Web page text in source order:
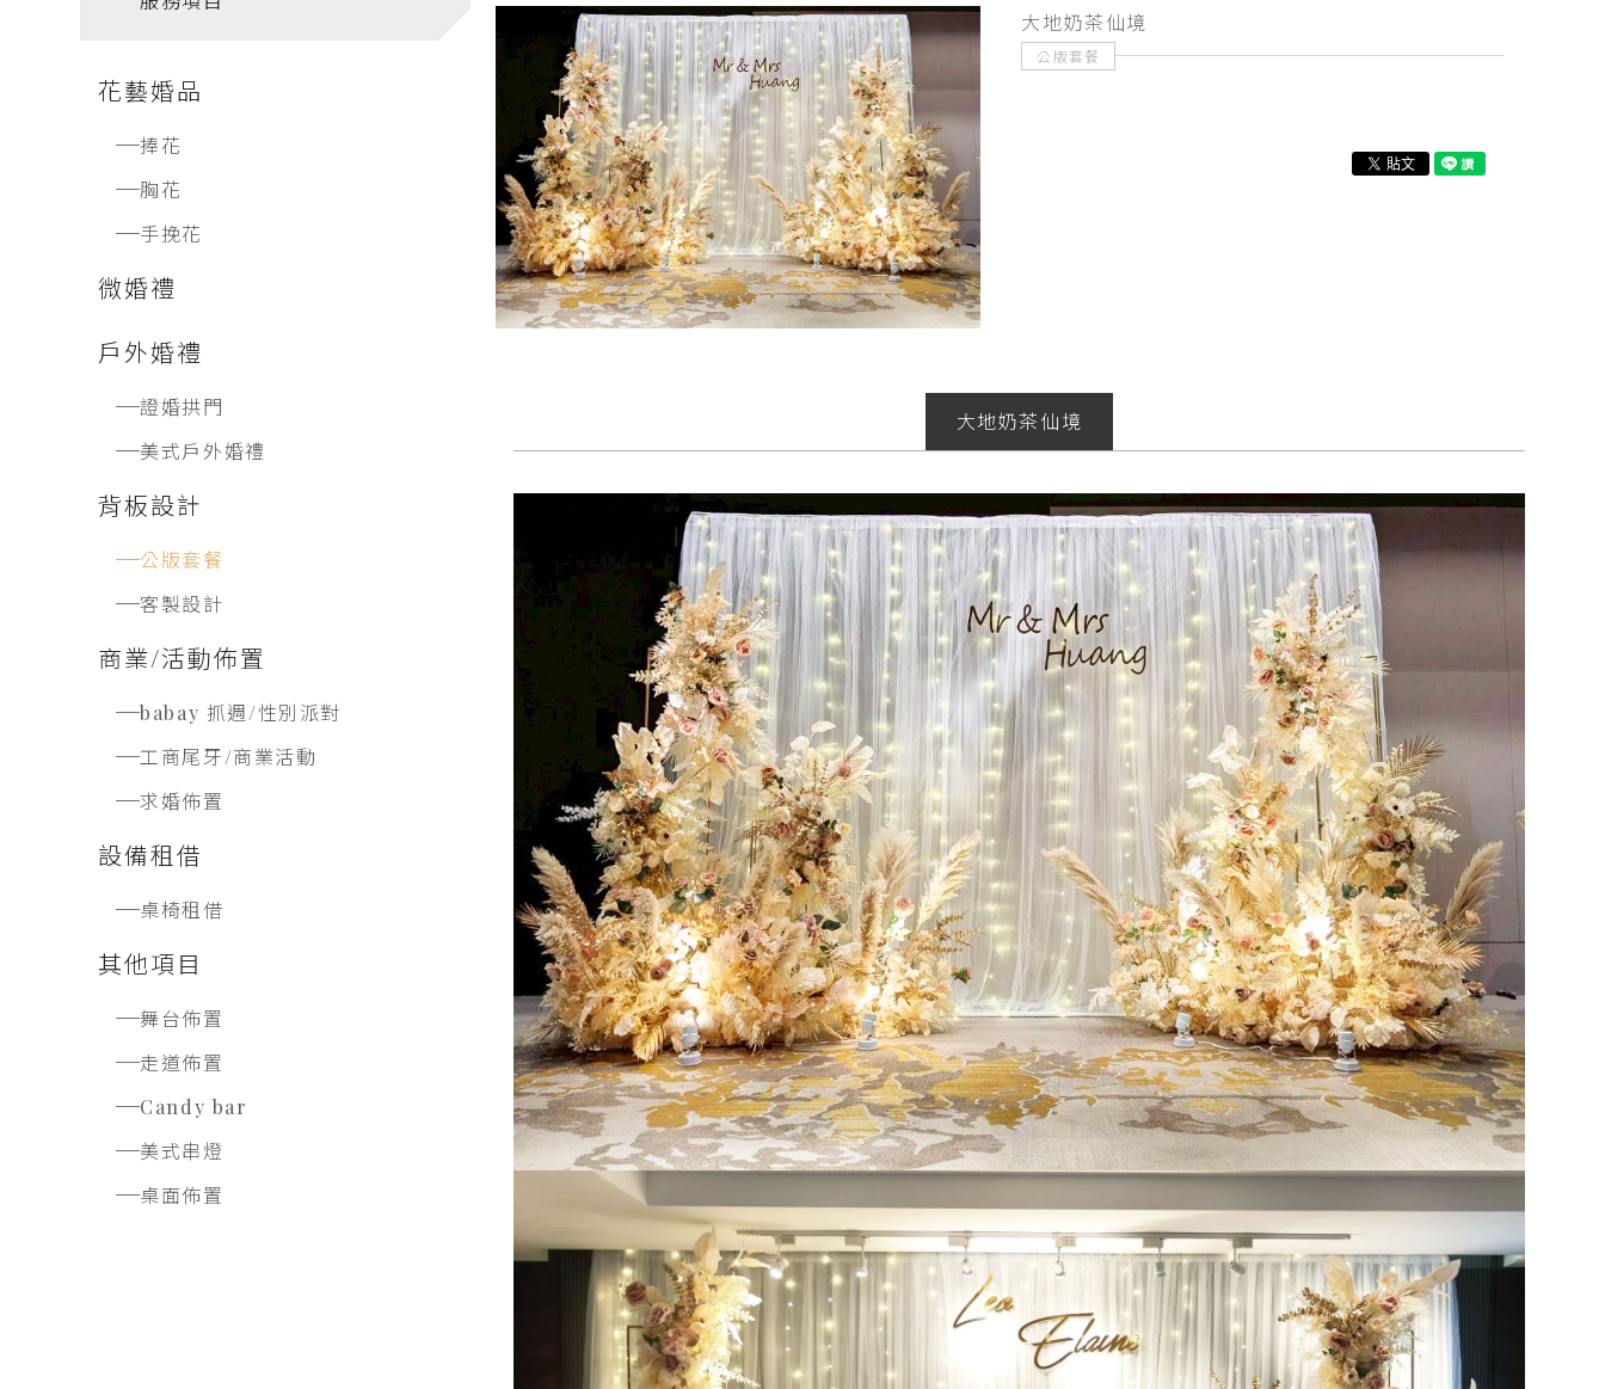
花藝婚品
捧花
胸花
手挽花
微婚禮
戶外婚禮
證婚拱門
美式戶外婚禮
背板設計
公版套餐
客製設計
商業/活動佈置
babay 抓週/性別派對
工商尾牙/商業活動
求婚佈置
設備租借
桌椅租借
其他項目
舞台佈置
走道佈置
Candy bar
美式串燈
桌面佈置
大地奶茶仙境
公版套餐
大地奶茶仙境